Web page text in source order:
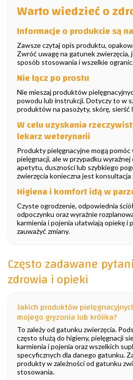
Warto wiedzieć o
Informacje o produkcie są
Zawsze czytaj opis produktu,
Zwróć uwagę na gatunek zwierzęcia,
sposób stosowania i wszelkie
Nie łącz po prostu
Nie mieszaj produktów
powodu lub instrukcji. Dotyczy to w
produktów na pasożyty, skórę,
W celu uzyskania
lekarz weterynarii
Produkty pielęgnacyjne mogą pomóc
pielęgnacji, ale w przypadku
apetytu, duszności lub szybkiego
zwierzęcia konieczna jest
Higiena i komfort idą w
Czyste ogrodzenie, odpowiednia
odpoczynku oraz wyraźnie
karmienia i pojenia ułatwiają opiekę i
zauważyć zmiany.
Często zadawane
zdrowia i opieki
Jakich produktów
mojego gryzonia lub królika?
To zależy od gatunku zwierzęcia.
często służą do higieny, pielęgnacji
karmienia i pojenia oraz wszelkich
specyficznych dla danego gatunku.
produkty w zależności od gatunku
stosowania.